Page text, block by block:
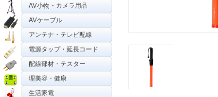
AV小物・カメラ用品
AVケーブル
アンテナ・テレビ配線
電源タップ・延長コード
配線部材・テスター
理美容・健康
生活家電